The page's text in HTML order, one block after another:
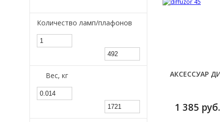
Количество ламп/плафонов
Вес, кг АКСЕССУАР
1 385 руб.